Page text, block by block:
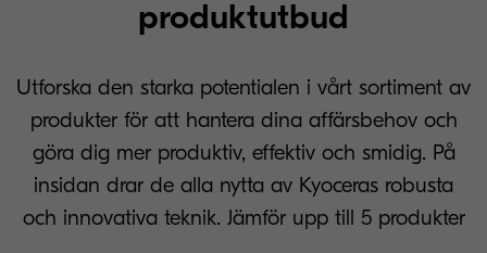
produktutbud
Utforska den starka potentialen i vårt sortiment av
produkter för att hantera dina affärsbehov och
göra dig mer produktiv, effektiv och smidig. På
insidan drar de alla nytta av Kyoceras robusta
och innovativa teknik. Jämför upp till 5 produkter